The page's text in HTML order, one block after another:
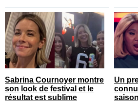
Sabrina Cournoyer montre
son look de festival et le
résultat est sublime
Un